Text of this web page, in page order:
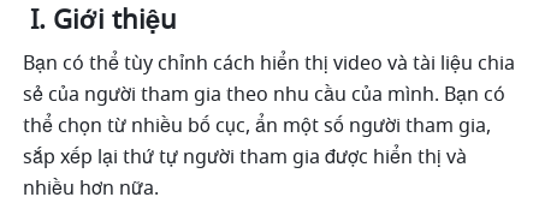
I. Giới thiệu
Bạn có thể tùy chỉnh cách hiển thị video và tài liệu chia
sẻ của người tham gia theo nhu cầu của mình. Bạn có
thể chọn từ nhiều bố cục, ẩn một số người tham gia,
sắp xếp lại thứ tự người tham gia được hiển thị và
nhiều hơn nữa.